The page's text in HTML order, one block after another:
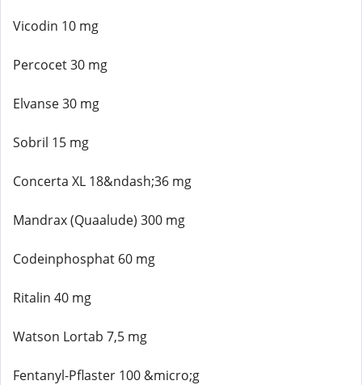
Vicodin 10 mg
Percocet 30 mg
Elvanse 30 mg
Sobril 15 mg
Concerta XL 18&ndash;36 mg
Mandrax (Quaalude) 300 mg
Codeinphosphat 60 mg
Ritalin 40 mg
Watson Lortab 7,5 mg
Fentanyl-Pflaster 100 &micro;g